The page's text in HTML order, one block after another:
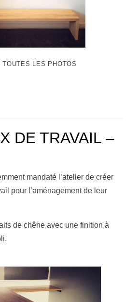
TOUTES LES PHOTOS
DE TRAVAIL –
mandaté l’atelier de créer
pour l’aménagement de leur
de chêne avec une finition à